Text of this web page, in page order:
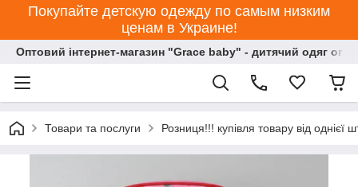
Покупайте детскую одежду по самым низким
ценам в Украине!
Оптовий інтернет-магазин "Grace baby" - дитячий одяг
Товари та послуги Розниця!!! купівля товару від однієї